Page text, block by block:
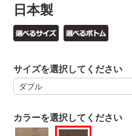
日本製
カラーを選択してください
サイズを選択してください